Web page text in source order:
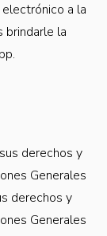
a la
brindarle la
derechos y
Generales
derechos y
Generales